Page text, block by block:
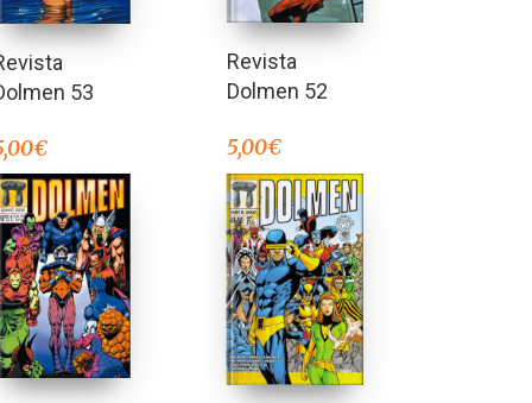
53
€
Revista
Dolmen 52
5,00€